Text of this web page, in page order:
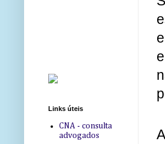
Links úteis
CNA - consulta
advogados